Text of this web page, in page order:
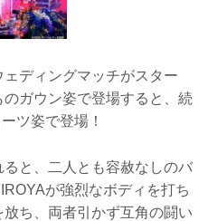
ディングマッチがスター
のガウン姿で登場すると、続
ツ姿で登場！
と、二人とも容赦なしのバ
が強烈なボディを打ち
ち、両者引かず互角の闘い